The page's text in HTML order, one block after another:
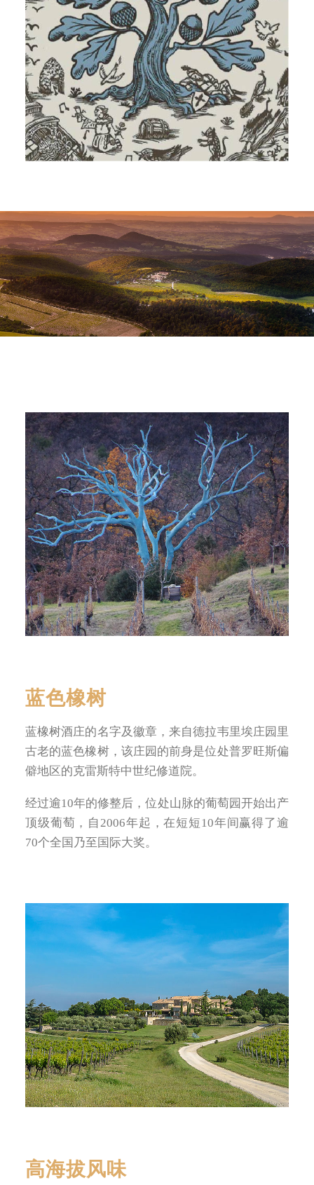
蓝色橡树
蓝橡树酒庄的名字及徽章，来自德拉韦里埃庄园里
古老的蓝色橡树，该庄园的前身是位处普罗旺斯偏
僻地区的克雷斯特中世纪修道院。
经过逾10年的修整后，位处山脉的葡萄园开始出产
顶级葡萄，自2006年起，在短短10年间赢得了逾
70个全国乃至国际大奖。
高海拔风味